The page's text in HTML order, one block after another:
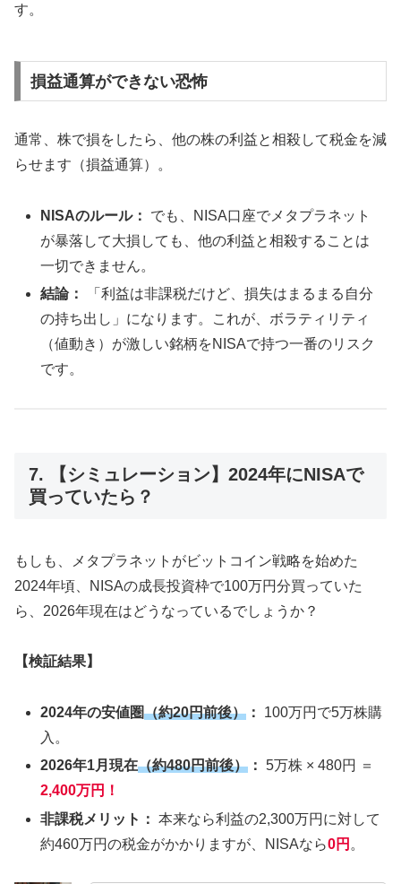
す。
損益通算ができない恐怖
通常、株で損をしたら、他の株の利益と相殺して税金を減
らせます（損益通算）。
NISAのルール：
でも、NISA口座でメタプラネット
が暴落して大損しても、他の利益と相殺することは
一切できません。
結論：
「利益は非課税だけど、損失はまるまる自分
の持ち出し」になります。これが、ボラティリティ
（値動き）が激しい銘柄をNISAで持つ一番のリスク
です。
7. 【シミュレーション】2024年にNISAで
買っていたら？
もしも、メタプラネットがビットコイン戦略を始めた
2024年頃、NISAの成長投資枠で100万円分買っていた
ら、2026年現在はどうなっているでしょうか？
【検証結果】
2024年の安値圏（約20円前後） ：
100万円で5万株購
入。
2026年1月現在（約480円前後） ： 5万株 × 480円 ＝
2,400万円！
非課税メリット： 本来なら利益の2,300万円に対して
約460万円の税金がかかりますが、NISAなら0円 。